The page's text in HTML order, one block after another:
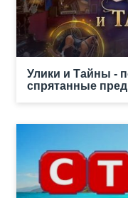
Улики и Тайны -
спрятанные